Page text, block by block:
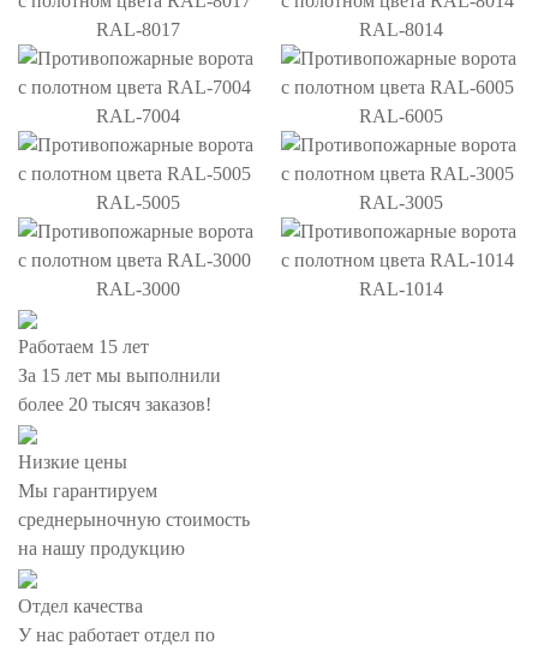
RAL-8017 RAL-8014
RAL-7004 RAL-6005
RAL-5005 RAL-3005
RAL-3000 RAL-1014
Работаем 15 лет
За 15 лет мы выполнили
более 20 тысяч заказов!
Низкие цены
Мы гарантируем
среднерыночную стоимость
на нашу продукцию
Отдел качества
У нас работает отдел по